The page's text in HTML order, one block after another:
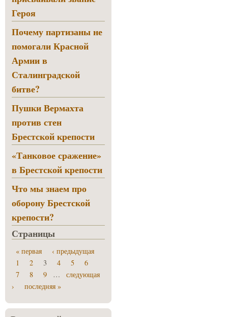
Героя
Почему партизаны не
помогали Красной
Армии в
Сталинградской
битве?
Пушки Вермахта
против стен
Брестской крепости
«Танковое сражение»
в Брестской крепости
Что мы знаем про
оборону Брестской
крепости?
Страницы
« первая
‹ предыдущая
1
2 3 4 5
6
7
8 9 …
следующая
›
последняя »